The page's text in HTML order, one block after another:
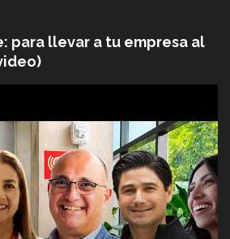
para llevar a tu empresa al